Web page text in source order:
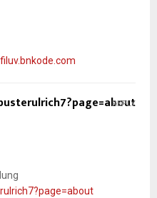
REPLY